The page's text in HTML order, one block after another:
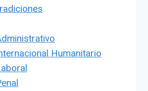
Humanitario